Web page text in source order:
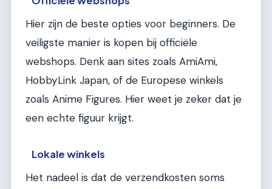
Hier zijn de beste opties voor beginners. De
veiligste manier is kopen bij officiële
webshops. Denk aan sites zoals AmiAmi,
HobbyLink Japan, of de Europese winkels
zoals Anime Figures. Hier weet je zeker dat je
een echte figuur krijgt.
Lokale winkels
Het nadeel is dat de verzendkosten soms